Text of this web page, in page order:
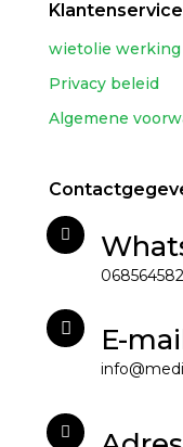
Klantenservice
wietolie werking
Privacy beleid
Algemene
E-